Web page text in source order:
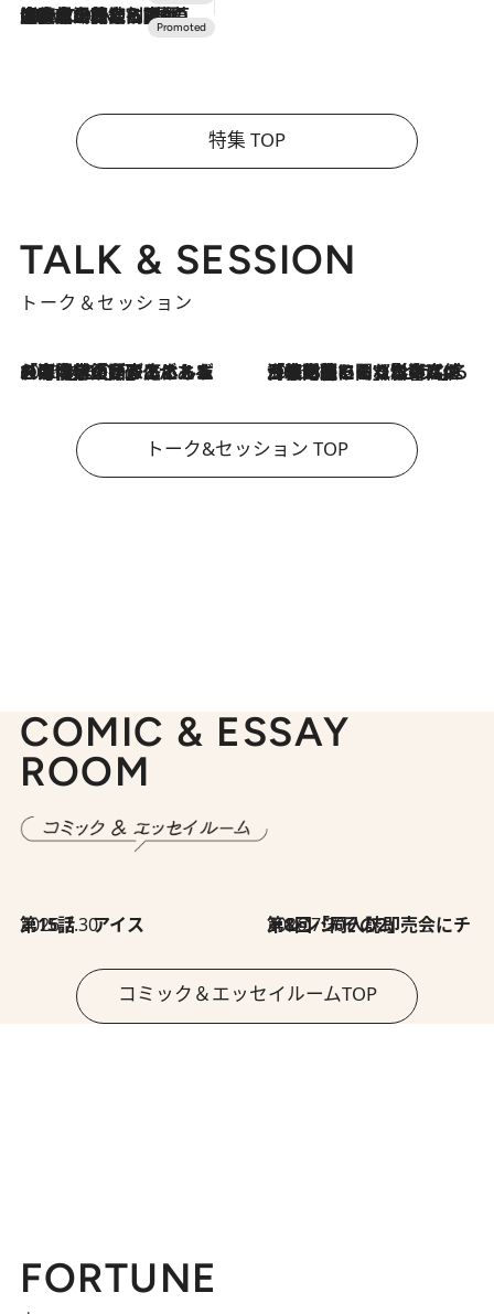
2026.7.10
NEW OPEN！【界 草津】名湯の地に誕生。趣の異なる2種の温泉と上州ならではの会席・蕎麦割烹など美食を味わう究極の癒やし旅
特集 TOP
TALK & SESSION
トーク＆セッション
2026.8.3
「今後値上げがあるとすれば…」「リスクがあるのは今年の冬」エネルギー専門家が語る、ホルムズ海峡封鎖が家庭にもたらす“ある心配” 2026.8.3
「住宅建てられない…」「サーチャージ料の高値が続いている」ホルムズ海峡封鎖による影響はいつまで続く？《エネルギー専門家に聞く“どうなる日本の暮らし”》
トーク&セッション TOP
COMIC & ESSAY
ROOM
2026.7.30
第15話 アイス 2026.7.30
第8回「同人誌即売会にチャレンジ その2」
コミック＆エッセイルームTOP
FORTUNE